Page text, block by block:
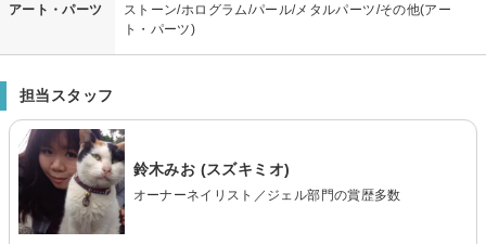
アート・パーツ
ストーン/ホログラム/パール/メタルパーツ/その他(アー
ト・パーツ)
担当スタッフ
鈴木みお (スズキミオ)
オーナーネイリスト／ジェル部門の賞歴多数